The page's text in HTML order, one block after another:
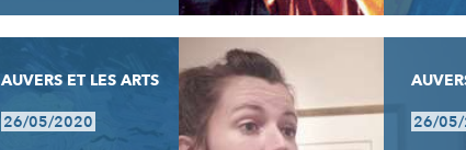
AUVERS ET LES ARTS
26/05/2020
26/